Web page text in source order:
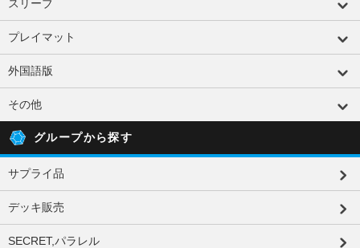
スリーブ
プレイマット
外国語版
その他
グループから探す
サプライ品
デッキ販売
SECRET,パラレル